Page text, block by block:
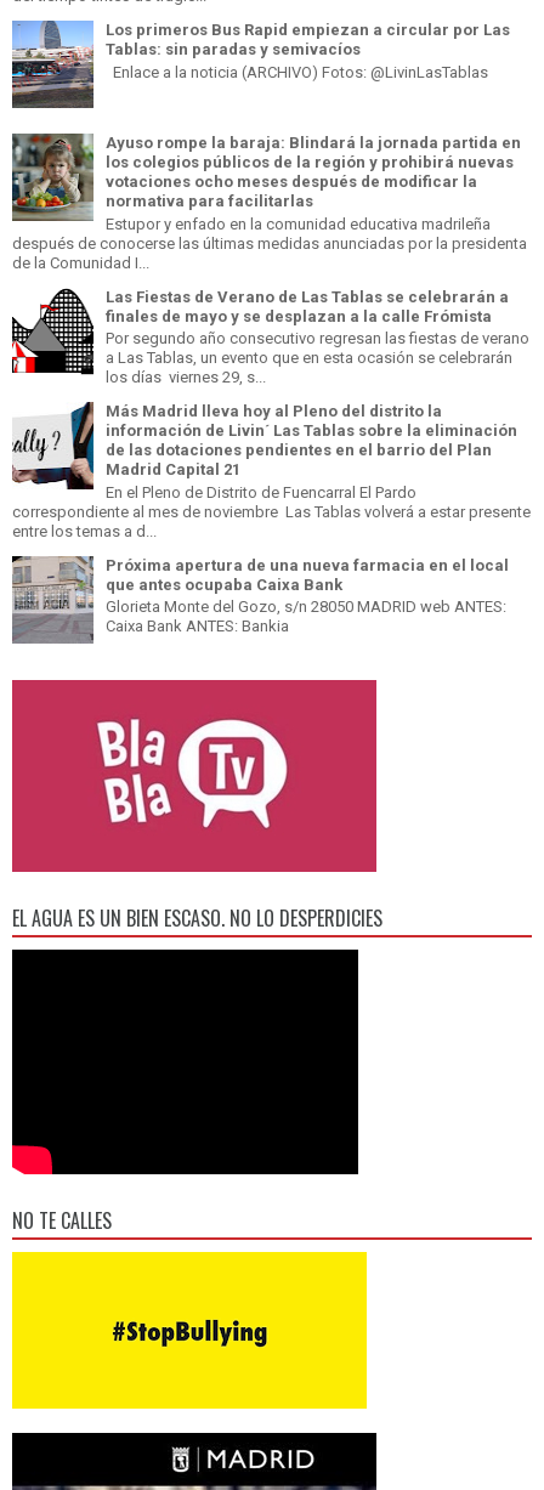
Los primeros Bus Rapid empiezan a circular por Las
Tablas: sin paradas y semivacíos
Enlace a la noticia (ARCHIVO) Fotos: @LivinLasTablas
Ayuso rompe la baraja: Blindará la jornada partida en
los colegios públicos de la región y prohibirá nuevas
votaciones ocho meses después de modificar la
normativa para facilitarlas
Estupor y enfado en la comunidad educativa madrileña
después de conocerse las últimas medidas anunciadas por la presidenta
de la Comunidad I...
Las Fiestas de Verano de Las Tablas se celebrarán a
finales de mayo y se desplazan a la calle Frómista
Por segundo año consecutivo regresan las fiestas de verano
a Las Tablas, un evento que en esta ocasión se celebrarán
los días viernes 29, s...
Más Madrid lleva hoy al Pleno del distrito la
información de Livin´ Las Tablas sobre la eliminación
de las dotaciones pendientes en el barrio del Plan
Madrid Capital 21
En el Pleno de Distrito de Fuencarral El Pardo
correspondiente al mes de noviembre Las Tablas volverá a estar presente
entre los temas a d...
Próxima apertura de una nueva farmacia en el local
que antes ocupaba Caixa Bank
Glorieta Monte del Gozo, s/n 28050 MADRID web ANTES:
Caixa Bank ANTES: Bankia
EL AGUA ES UN BIEN ESCASO. NO LO DESPERDICIES
NO TE CALLES